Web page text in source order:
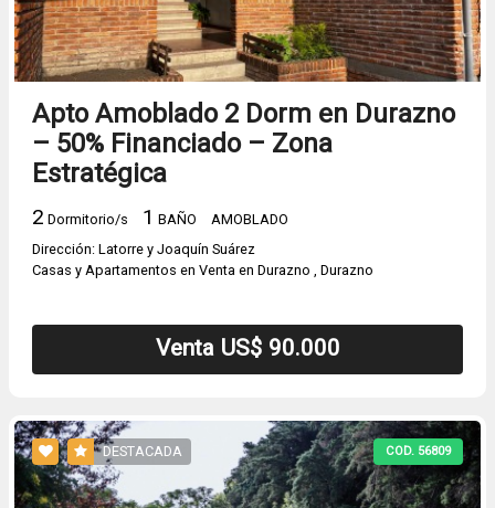
Apto Amoblado 2 Dorm en Durazno
– 50% Financiado – Zona
Estratégica
2 Dormitorio/s 1 BAÑO
AMOBLADO
Dirección: Latorre y Joaquín Suárez
Casas y Apartamentos en Venta en Durazno , Durazno
Venta US$ 90.000
DESTACADA COD. 56809